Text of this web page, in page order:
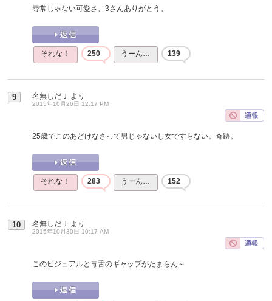
尋常じゃない可愛さ、3さんありがとう。
それな！ 250 うーん… 139
9 名無しだＪ より
2015年10月26日 12:17 PM
25歳でこのあどけなさって男じゃないし女ですらない。奇跡。
それな！ 283 うーん… 152
10 名無しだＪ より
2015年10月30日 10:17 AM
このビジュアルと毒舌のギャップがたまらん～